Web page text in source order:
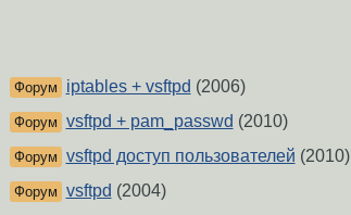
Форум iptables + vsftpd (2006)
Форум vsftpd + pam_passwd (2010)
Форум vsftpd доступ пользователей (2010)
Форум vsftpd (2004)